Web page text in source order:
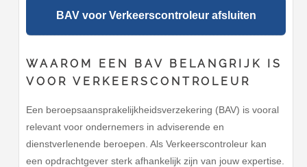
BAV voor Verkeerscontroleur afsluiten
WAAROM EEN BAV BELANGRIJK IS
VOOR VERKEERSCONTROLEUR
Een beroepsaansprakelijkheidsverzekering (BAV) is vooral
relevant voor ondernemers in adviserende en
dienstverlenende beroepen. Als Verkeerscontroleur kan
een opdrachtgever sterk afhankelijk zijn van jouw expertise.